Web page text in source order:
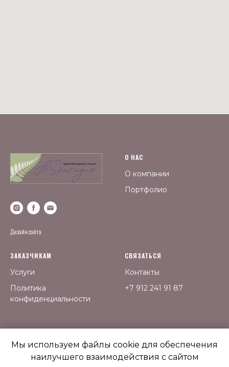
Дизайн сайта
О НАС
О компании
Портфолио
ЗАКАЗЧИКАМ
Услуги
Политика
конфиденциальности
СВЯЗАТЬСЯ
Контакты
+7 912 241 91 87
Мы используем файлы cookie для обеспечения
наилучшего взаимодействия с сайтом